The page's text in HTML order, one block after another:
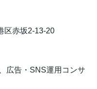
区赤坂2-13-20
広告・SNS運用コンサ